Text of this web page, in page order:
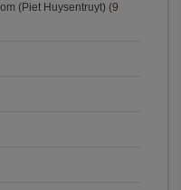
(Piet Huysentruyt) (9